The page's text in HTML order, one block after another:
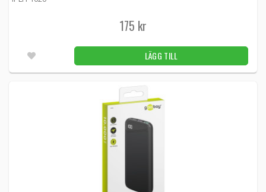
175 kr
LÄGG TILL